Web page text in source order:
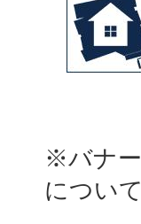
※バナ
につい